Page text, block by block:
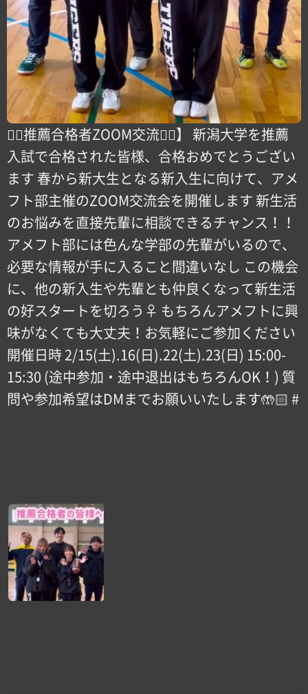
【🏻推薦合格者ZOOM交流会🏻】 新潟大学を推薦
入試で合格された皆様、合格おめでとうござい
ます 春から新大生となる新入生に向けて、アメ
フト部主催のZOOM交流会を開催します 新生活
のお悩みを直接先輩に相談できるチャンス！！
アメフト部には色んな学部の先輩がいるので、
必要な情報が手に入ること間違いなし️ この機会
に、他の新入生や先輩とも仲良くなって新生活
の好スタートを切ろう‍♀️ もちろんアメフトに興
味がなくても大丈夫！お気軽にご参加ください
開催日時️ 2/15(土).16(日).22(土).23(日) 15:00-
15:30 (途中参加・途中退出はもちろんOK！) 質
問や参加希望はDMまでお願いいたします🤲🏻 #